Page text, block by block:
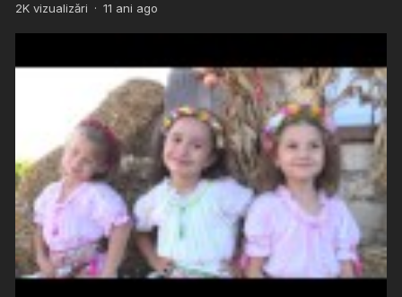
2Kvizualizări · 11 ani ago